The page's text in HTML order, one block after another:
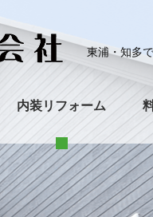
東浦・知多
内装リフォーム